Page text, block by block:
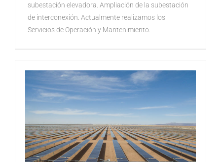
subestación elevadora. Ampliación de la subestación
de interconexión. Actualmente realizamos los
Servicios de Operación y Mantenimiento.